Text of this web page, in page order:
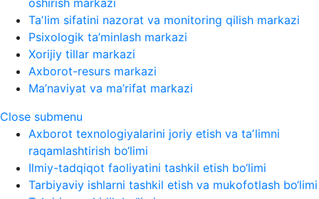
oshirish markazi
Taʼlim sifatini nazorat va monitoring qilish markazi
Psixologik ta’minlash markazi
Xorijiy tillar markazi
Axborot-resurs markazi
Ma’naviyat va ma’rifat markazi
Close submenu
Axborot texnologiyalarini joriy etish va taʼlimni
raqamlashtirish bo‘limi
Ilmiy-tadqiqot faoliyatini tashkil etish bo‘limi
Tarbiyaviy ishlarni tashkil etish va mukofotlash bo‘limi